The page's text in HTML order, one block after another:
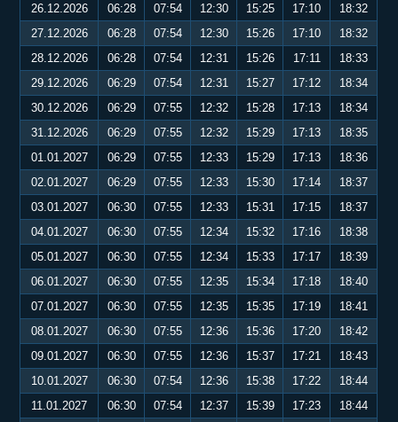
26.12.2026
06:28 07:54 12:30 15:25 17:10
18:32
27.12.2026
06:28 07:54 12:30 15:26 17:10
18:32
28.12.2026
06:28 07:54 12:31 15:26 17:11
18:33
29.12.2026
06:29 07:54 12:31 15:27 17:12
18:34
30.12.2026
06:29 07:55 12:32 15:28 17:13
18:34
31.12.2026
06:29 07:55 12:32 15:29 17:13
18:35
01.01.2027
06:29 07:55 12:33 15:29 17:13
18:36
02.01.2027
06:29 07:55 12:33 15:30 17:14
18:37
03.01.2027
06:30 07:55 12:33 15:31 17:15
18:37
04.01.2027
06:30 07:55 12:34 15:32 17:16
18:38
05.01.2027
06:30 07:55 12:34 15:33 17:17
18:39
06.01.2027
06:30 07:55 12:35 15:34 17:18
18:40
07.01.2027
06:30 07:55 12:35 15:35 17:19
18:41
08.01.2027
06:30 07:55 12:36 15:36 17:20
18:42
09.01.2027
06:30 07:55 12:36 15:37 17:21
18:43
10.01.2027
06:30 07:54 12:36 15:38 17:22
18:44
11.01.2027
06:30 07:54 12:37 15:39 17:23
18:44